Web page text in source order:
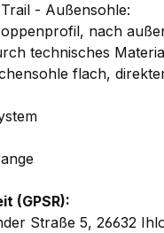
- Außensohle:
nach
technisches
flach,
(GPSR):
Straße 5, 26632